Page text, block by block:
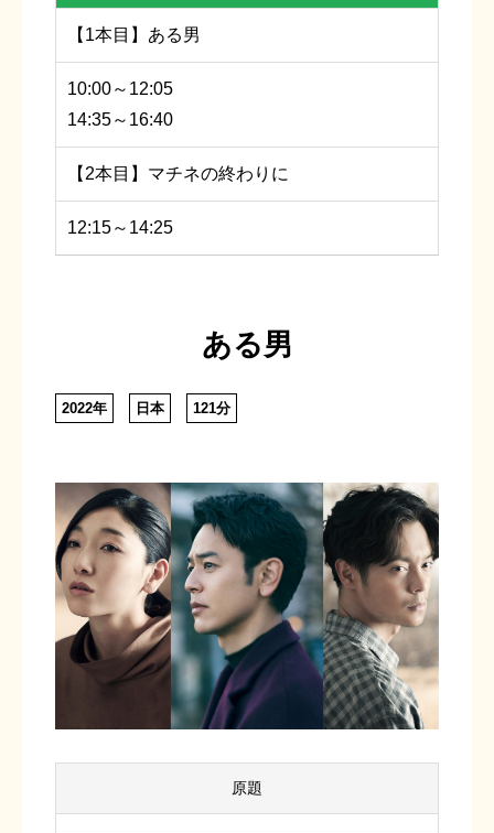
【1本目】ある男
10:00～12:05
14:35～16:40
【2本目】マチネの終わりに
12:15～14:25
ある男
2022年 日本 121分
原題